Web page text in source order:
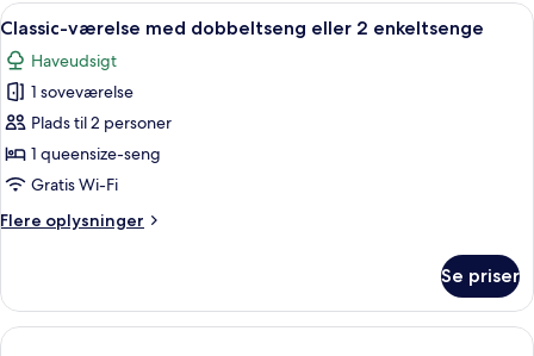
Indlæs
alle
billeder
af
Classic-
værelse
med
eller
Classic-værelse med dobbeltseng
7
Classic-værelse med dobbeltseng eller 2 enkeltsenge
Haveudsigt
1 soveværelse
Plads til 2 personer
1 queensize-seng
Gratis Wi-Fi
Flere oplysninger
Flere
værelse
med
dobbeltseng
Se priser